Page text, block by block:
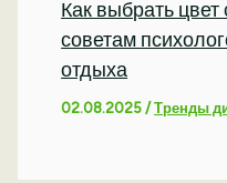
Как выбрать
советам
отдыха
02.08.2025/Тренды